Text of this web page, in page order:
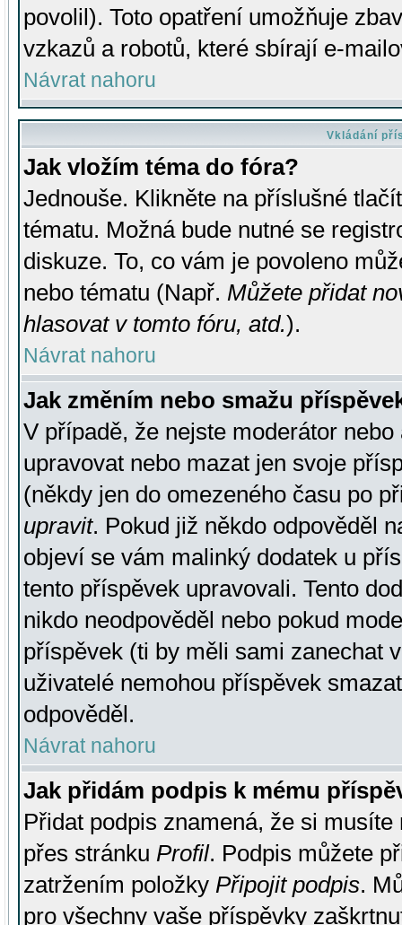
povolil). Toto opatření umožňuje
vzkazů a robotů, které sbírají e-
Návrat nahoru
Vkládání
Jak vložím téma do fóra?
Jednouše. Klikněte na příslušné
tématu. Možná bude nutné se
diskuze. To, co vám je povoleno
nebo tématu (Např. Můžete přidat
hlasovat v tomto fóru, atd.).
Návrat nahoru
Jak změním nebo smažu
V případě, že nejste moderátor
upravovat nebo mazat jen svoje
(někdy jen do omezeného času po
upravit. Pokud již někdo odpověděl
objeví se vám malinký dodatek u
tento příspěvek upravovali. Tento
nikdo neodpověděl nebo pokud
příspěvek (ti by měli sami zanechat
uživatelé nemohou příspěvek
odpověděl.
Návrat nahoru
Jak přidám podpis k mému
Přidat podpis znamená, že si
přes stránku Profil. Podpis můžete
zatržením položky Připojit podpis.
pro všechny vaše příspěvky